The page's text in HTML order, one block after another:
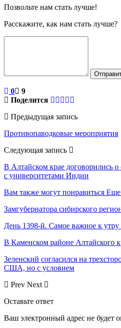
Позвольте нам стать лучше!
Расскажите, как нам стать лучше?
0
9
Поделится
Предыдущая запись
Противопаводковые мероприятия
Следующая запись
В Алтайском крае договорились о
с университетами Индии
Вам также могут понравиться Еще
Замгубернатора сибирского
День 1398-й. Самое важное к утру
В Каменском районе Алтайского
Зеленский согласился на
США, но с условием
Prev Next
Оставьте ответ
Ваш электронный адрес не будет